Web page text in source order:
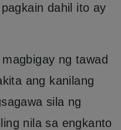
dahil ito ay
ng tawad
ang kanilang
sila ng
nila sa engkanto